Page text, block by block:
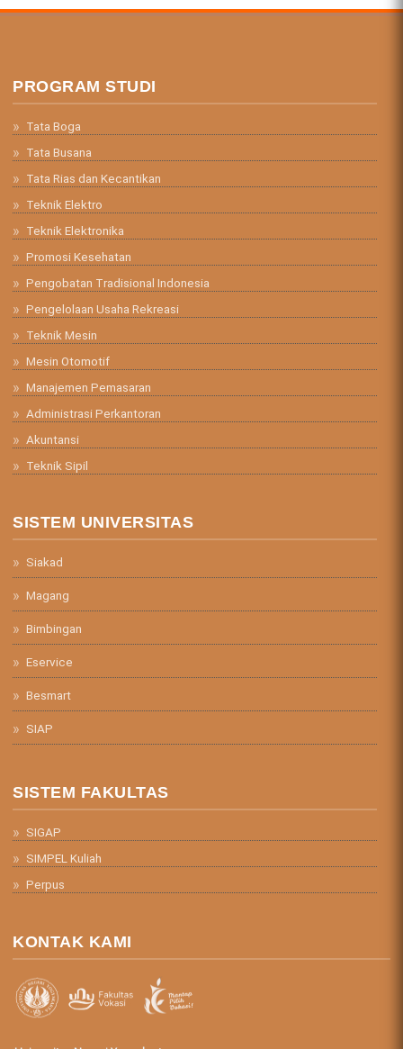
PROGRAM STUDI
Tata Boga
Tata Busana
Tata Rias dan Kecantikan
Teknik Elektro
Teknik Elektronika
Promosi Kesehatan
Pengobatan Tradisional Indonesia
Pengelolaan Usaha Rekreasi
Teknik Mesin
Mesin Otomotif
Manajemen Pemasaran
Administrasi Perkantoran
Akuntansi
Teknik Sipil
SISTEM UNIVERSITAS
Siakad
Magang
Bimbingan
Eservice
Besmart
SIAP
SISTEM FAKULTAS
SIGAP
SIMPEL Kuliah
Perpus
KONTAK KAMI